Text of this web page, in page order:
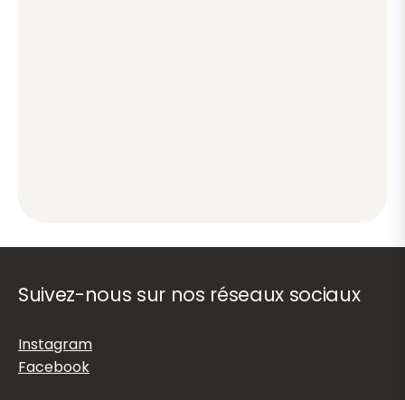
Suivez-nous sur nos réseaux sociaux
Instagram
Facebook